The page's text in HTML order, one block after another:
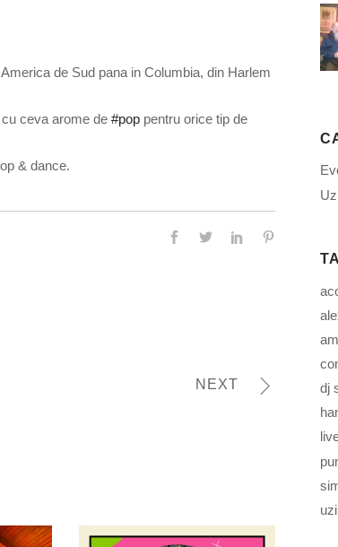
de Sud pana in Columbia, din Harlem
ceva arome de #pop pentru orice tip de
& dance.
NEXT
dj